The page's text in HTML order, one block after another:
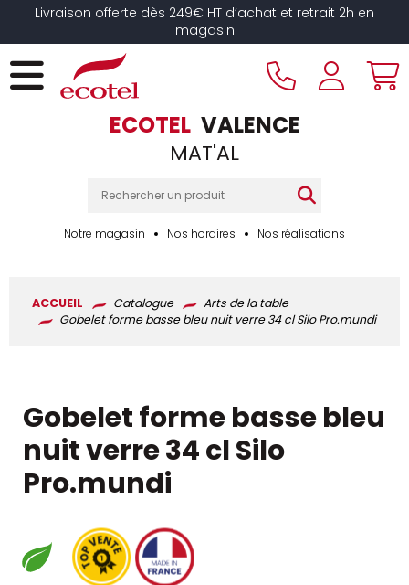
Livraison offerte dès 249€ HT d’achat et retrait 2h en
magasin
ECOTEL VALENCE
MAT'AL
Notre magasin Nos horaires Nos réalisations
ACCUEIL Catalogue
Arts de la table
Gobelet forme basse bleu nuit verre 34 cl Silo Pro.mundi
Gobelet forme basse bleu
nuit verre 34 cl Silo
Pro.mundi
Panneau de gestion des cookies